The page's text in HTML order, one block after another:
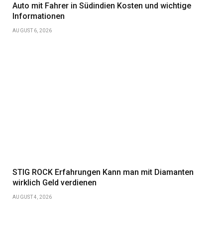
Auto mit Fahrer in Südindien Kosten und wichtige
Informationen
AUGUST 6, 2026
STIG ROCK Erfahrungen Kann man mit Diamanten
wirklich Geld verdienen
AUGUST 4, 2026